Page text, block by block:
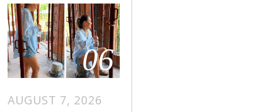
06
AUGUST 7, 2026